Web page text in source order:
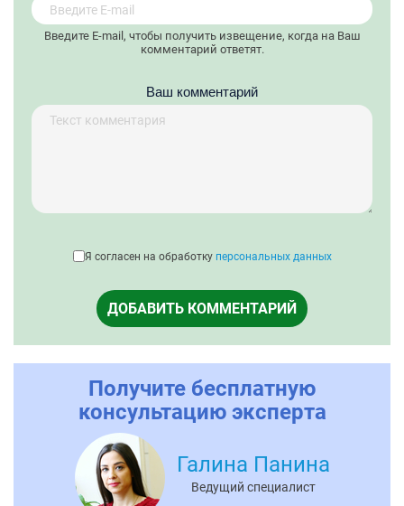
Введите E-mail, чтобы получить извещение, когда на Ваш
комментарий ответят.
Ваш комментарий
Я согласен на обработку персональных данных
ДОБАВИТЬ КОММЕНТАРИЙ
Получите бесплатную
консультацию эксперта
Галина Панина
Ведущий специалист